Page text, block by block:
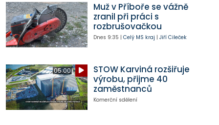
Muž v Příboře se vážně
zranil při práci s
rozbrušovačkou
Dnes 9:35 | Celý MS kraj | Jiří Cileček
05:00
STOW Karviná rozšiřuje
výrobu, přijme 40
zaměstnanců
Komerční sdělení